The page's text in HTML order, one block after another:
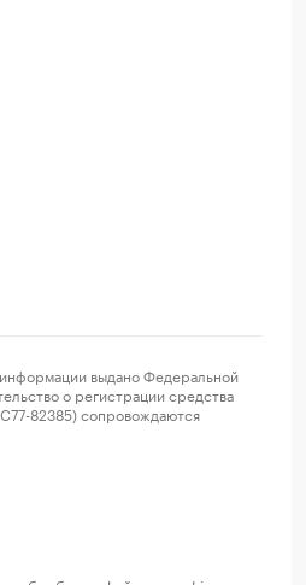
выдано Федеральной
о регистрации средства
82385) сопровождаются